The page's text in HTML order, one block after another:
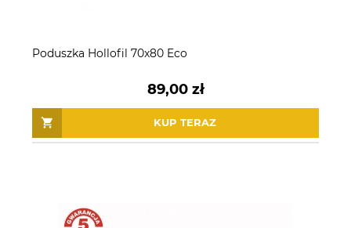
Poduszka Hollofil 70x80 Eco
89,00 zł
KUP TERAZ